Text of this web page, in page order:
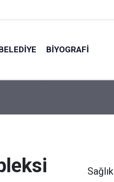
BIYOGRAFI
Sağlık